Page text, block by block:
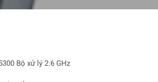
Bộ xử lý 2.6 GHz